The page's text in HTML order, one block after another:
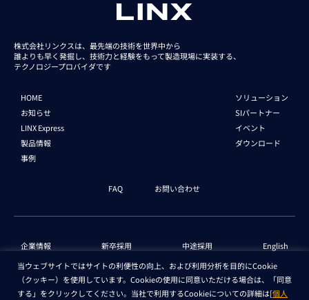
株式会社リンクスは、最先端の技術を世界中から
誰よりも早く発掘し、技術力と経験をもって製造現場に実装する、
テクノロジープロバイダです
HOME
お知らせ
LINX Express
製品情報
事例
ソリューション
SIパートナー
イベント
ダウンロード
FAQ お問い合わせ
企業情報 新卒採用 中途採用 English
個人情報保護法 情報 セキュリティ基本方針
当ウェブサイトではサイトの利便性の向上、および利用分析を目的にCookie
（クッキー）を使用しています。Cookieの使用に同意いただける場合は、「同意
する」をクリックしてください。当社で利用するCookieについての詳細は[個人